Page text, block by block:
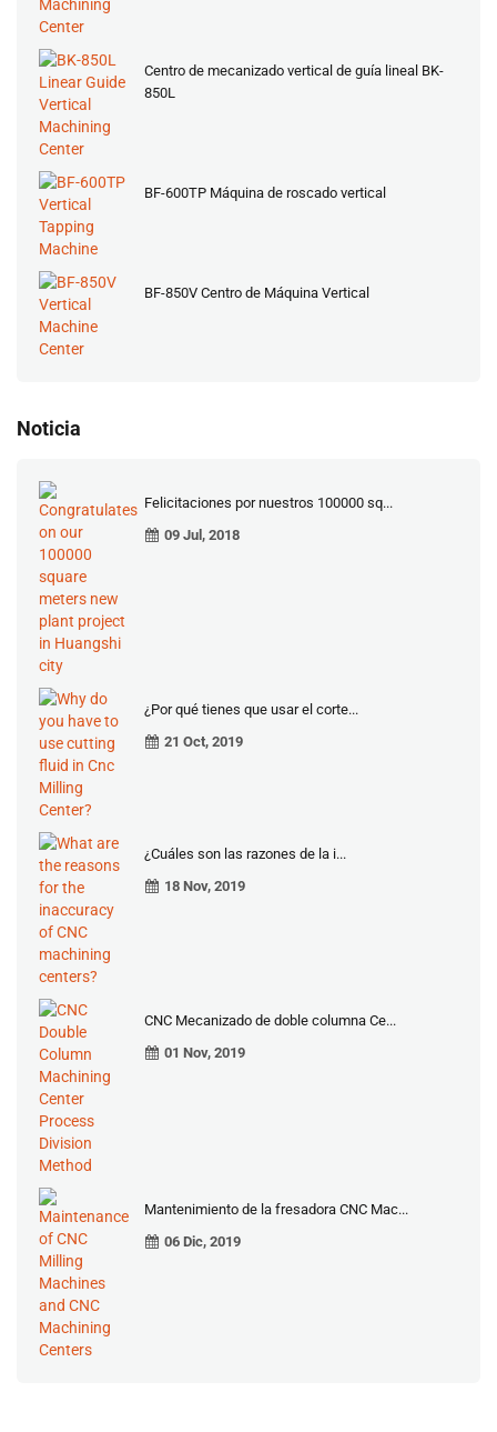
Centro de mecanizado vertical de guía lineal BK-
850L
BF-600TP Máquina de roscado vertical
BF-850V Centro de Máquina Vertical
Noticia
Felicitaciones por nuestros 100000 sq...
09 Jul, 2018
¿Por qué tienes que usar el corte...
21 Oct, 2019
¿Cuáles son las razones de la i...
18 Nov, 2019
CNC Mecanizado de doble columna Ce...
01 Nov, 2019
Mantenimiento de la fresadora CNC Mac...
06 Dic, 2019